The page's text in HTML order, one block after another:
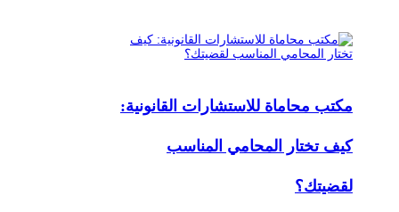
مكتب محاماة للاستشارات القانونية:
كيف تختار المحامي المناسب
لقضيتك؟